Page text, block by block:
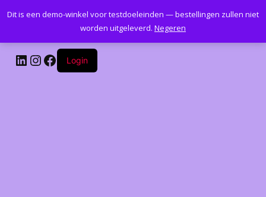
Kantoormeubelenplus.com
LinkedIn
Instagram
Facebook
Login
Dit is een demo-winkel voor testdoeleinden — bestellingen zullen niet
worden uitgeleverd. Negeren